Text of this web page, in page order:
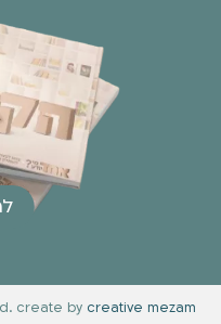
create by creative mezam